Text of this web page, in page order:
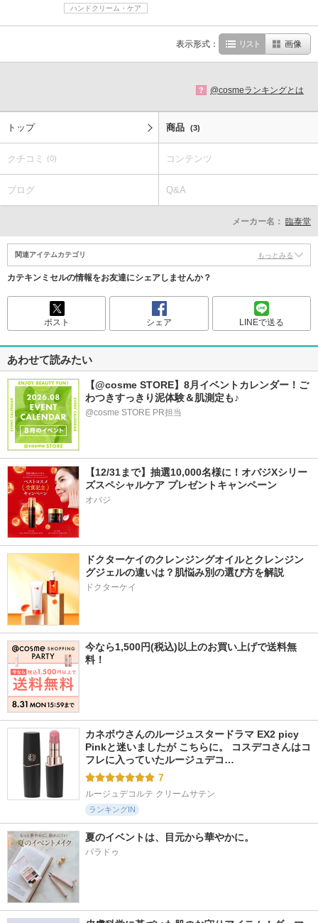
ハンドクリーム・ケア
表示形式： リスト 画像
? @cosmeランキングとは
トップ 商品 (3)
クチコミ (0) コンテンツ
ブログ Q&A
メーカー名： 臨泰堂
関連アイテムカテゴリ もっとみる
カテキンミセルの情報をお友達にシェアしませんか？
ポスト シェア LINEで送る
あわせて読みたい
【@cosme STORE】8月イベントカレンダー！ご
わつきすっきり泥体験＆肌測定も♪
@cosme STORE PR担当
【12/31まで】抽選10,000名様に！オバジXシリー
ズスペシャルケア プレゼントキャンペーン
オバジ
ドクターケイのクレンジングオイルとクレンジン
グジェルの違いは？肌悩み別の選び方を解説
ドクターケイ
今なら1,500円(税込)以上のお買い上げで送料無
料！
カネボウさんのルージュスタードラマ EX2 picy
Pinkと迷いましたが こちらに。 コスデコさんはコ
フレに入っていたルージュデコ…
7
ルージュデコルテ クリームサテン
ランキングIN
夏のイベントは、目元から華やかに。
パラドゥ